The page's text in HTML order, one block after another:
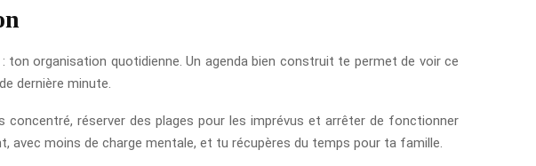
organisation quotidienne. Un agenda bien construit te permet de voir ce
dernière minute.
réserver des plages pour les imprévus et arrêter de fonctionner
avec moins de charge mentale, et tu récupères du temps pour ta famille.